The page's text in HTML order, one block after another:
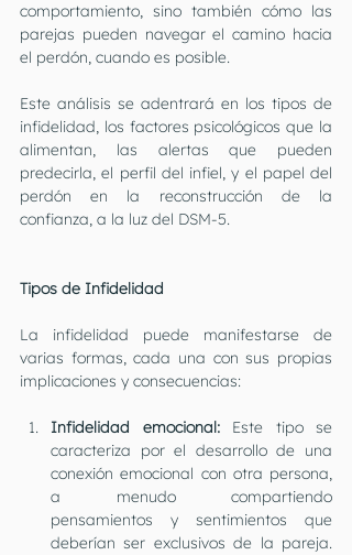
comportamiento, sino también cómo las
parejas pueden navegar el camino hacia
el perdón, cuando es posible.
Este análisis se adentrará en los tipos de
infidelidad, los factores psicológicos que la
alimentan, las alertas que pueden
predecirla, el perfil del infiel, y el papel del
perdón en la reconstrucción de la
confianza, a la luz del DSM-5.
Tipos de Infidelidad
La infidelidad puede manifestarse de
varias formas, cada una con sus propias
implicaciones y consecuencias:
Infidelidad emocional: Este tipo se
caracteriza por el desarrollo de una
conexión emocional con otra persona,
a menudo compartiendo
pensamientos y sentimientos que
deberían ser exclusivos de la pareja.